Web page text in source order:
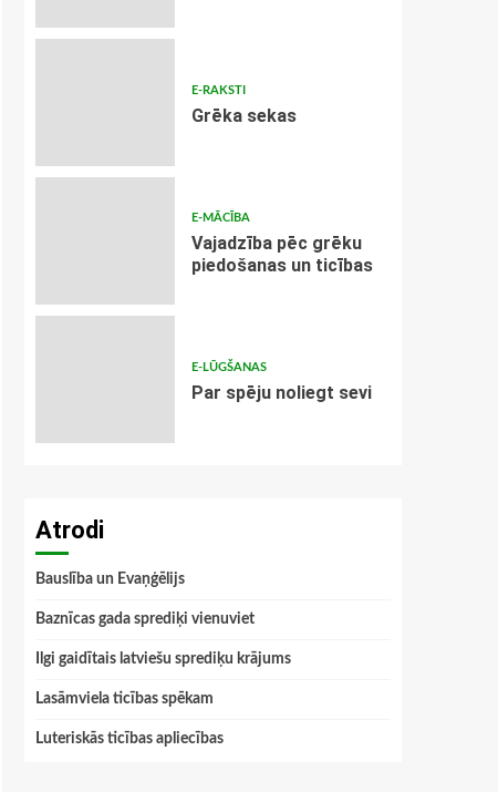
E-RAKSTI
Grēka sekas
E-MĀCĪBA
Vajadzība pēc grēku
piedošanas un ticības
E-LŪGŠANAS
Par spēju noliegt sevi
Atrodi
Bauslība un Evaņģēlijs
Baznīcas gada sprediķi vienuviet
Ilgi gaidītais latviešu sprediķu krājums
Lasāmviela ticības spēkam
Luteriskās ticības apliecības